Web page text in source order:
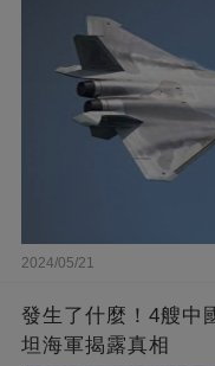
2024/05/21
發生了什麼！4艘中
坦海軍揭露真相